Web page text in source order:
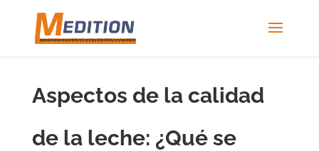
Aspectos de la calidad
de la leche: ¿Qué se